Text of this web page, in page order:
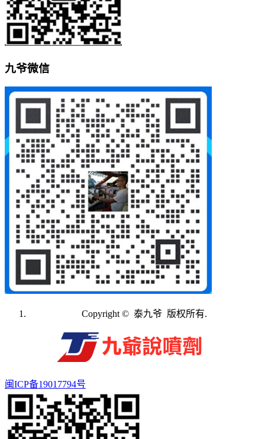
九爷微信
Copyright © 泰九爷 版权所有.
闽ICP备19017794号